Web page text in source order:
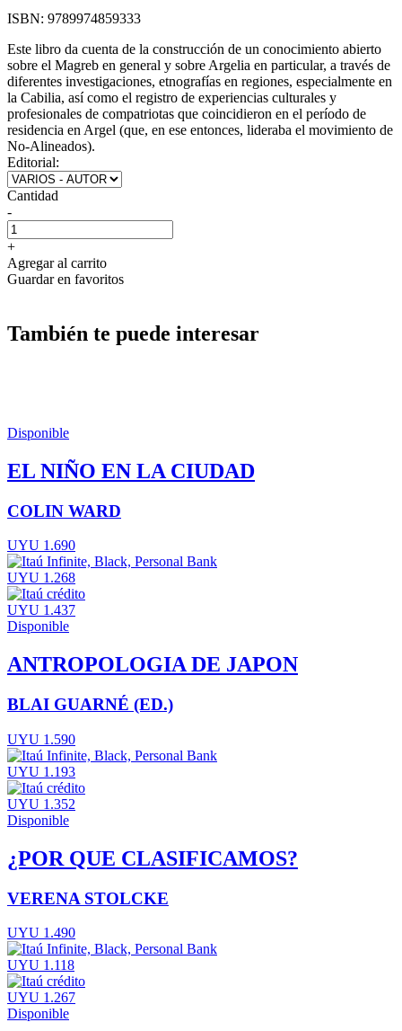
ISBN: 9789974859333
Este libro da cuenta de la construcción de un conocimiento abierto
sobre el Magreb en general y sobre Argelia en particular, a través de
diferentes investigaciones, etnografías en regiones, especialmente en
la Cabilia, así como el registro de experiencias culturales y
profesionales de compatriotas que coincidieron en el período de
residencia en Argel (que, en ese entonces, lideraba el movimiento de
No-Alineados).
Editorial:
Cantidad
-
+
Agregar al carrito
Guardar en favoritos
También te puede interesar
Disponible
EL NIÑO EN LA CIUDAD
COLIN WARD
UYU 1.690
UYU 1.268
UYU 1.437
Disponible
ANTROPOLOGIA DE JAPON
BLAI GUARNÉ (ED.)
UYU 1.590
UYU 1.193
UYU 1.352
Disponible
¿POR QUE CLASIFICAMOS?
VERENA STOLCKE
UYU 1.490
UYU 1.118
UYU 1.267
Disponible